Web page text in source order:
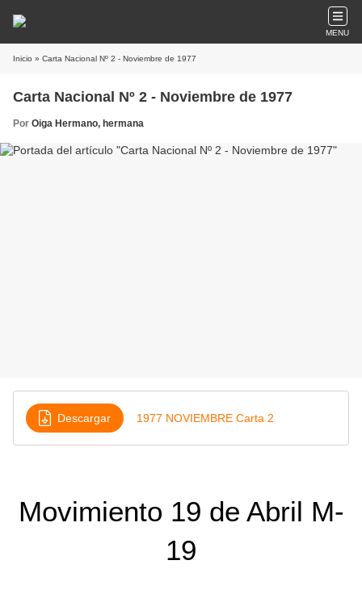
MENU
Inicio » Carta Nacional Nº 2 - Noviembre de 1977
Carta Nacional Nº 2 - Noviembre de 1977
Por Oiga Hermano, hermana
Descargar 1977 NOVIEMBRE Carta 2
Movimiento 19 de Abril M-
19